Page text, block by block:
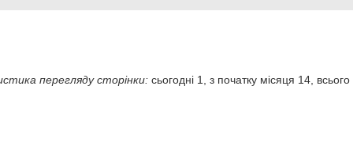
перегляду сторінки: сьогодні 1, з початку місяця 14,